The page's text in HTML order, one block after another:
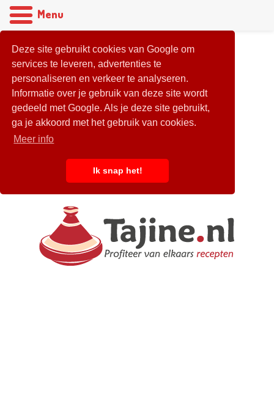
Deze site gebruikt cookies van Google om
services te leveren, advertenties te
personaliseren en verkeer te analyseren.
Informatie over je gebruik van deze site wordt
gedeeld met Google. Als je deze site gebruikt,
ga je akkoord met het gebruik van cookies.
Meer info
Ik snap het!
Menu